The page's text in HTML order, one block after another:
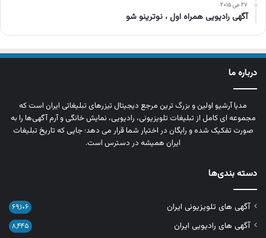
۲۷ می ۲۰۱۵
آگهی رادیویی همراه اول ، نوترینو شو
درباره ما
مدیا آرشیو اولین و بزرگ‌ ترین مرجع دیجیتال تیزرهای تبلیغاتی ایران است که
مجموعه‌ ای کامل از تبلیغات تلویزیونی، رادیویی، نمایش خانگی و آرم‌ آگهی‌ها را به‌
صورت تفکیک‌ شده و رایگان در اختیار شما قرار می‌ دهد؛ جایی که تاریخ تبلیغات
ایران همیشه در دسترس است.
دسته بندی‌ها
آگهی های تلویزیونی ایران ۶۹,۱۰۶
آگهی های رادیویی ایران ۸,۴۴۵